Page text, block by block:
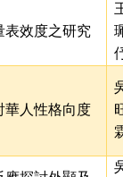
表效度之研究
華人性格向度